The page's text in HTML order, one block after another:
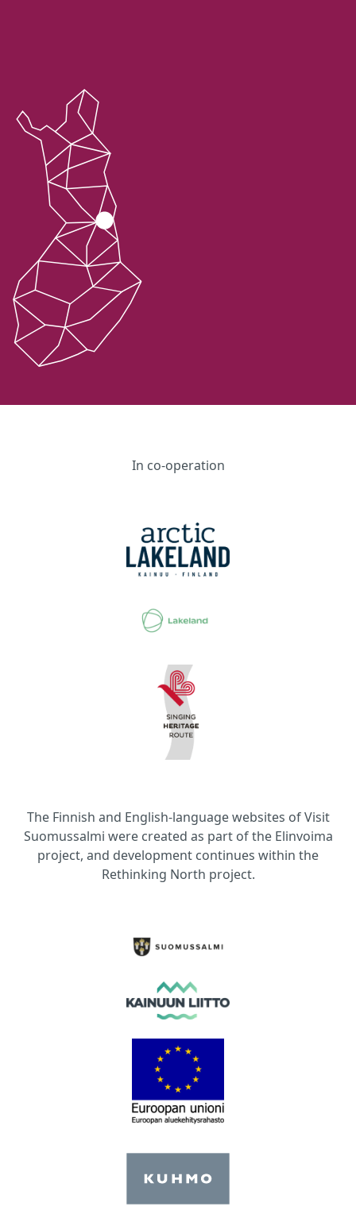
In co-operation
The Finnish and English-language websites of Visit
Suomussalmi were created as part of the Elinvoima
project, and development continues within the
Rethinking North project.